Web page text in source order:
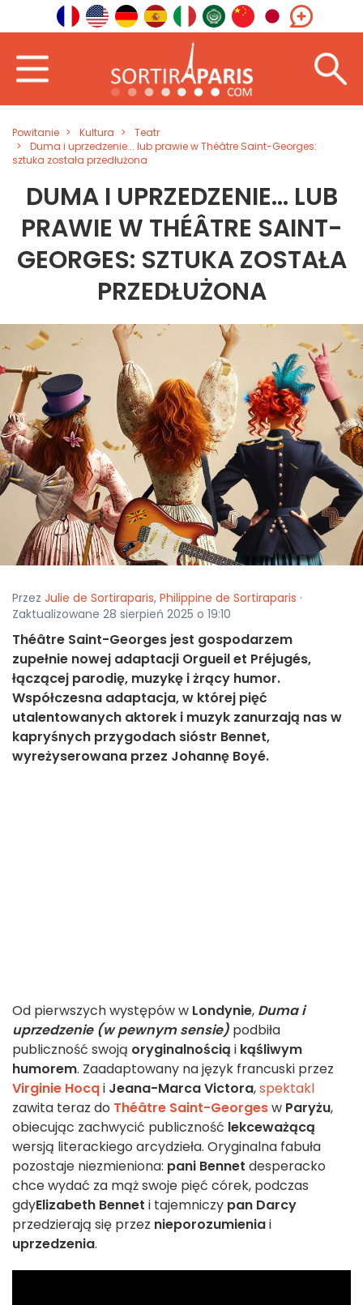
Powitanie Kultura
Teatr
Duma i uprzedzenie... lub prawie w Théâtre Saint-Georges:
sztuka została przedłużona
DUMA I UPRZEDZENIE... LUB
PRAWIE W THÉÂTRE SAINT-
GEORGES: SZTUKA ZOSTAŁA
PRZEDŁUŻONA
Przez Julie de Sortiraparis, Philippine de Sortiraparis ·
Zaktualizowane 28 sierpień 2025 o 19:10
Théâtre Saint-Georges jest gospodarzem
zupełnie nowej adaptacji Orgueil et Préjugés,
łączącej parodię, muzykę i żrący humor.
Współczesna adaptacja, w której pięć
utalentowanych aktorek i muzyk zanurzają nas w
kapryśnych przygodach sióstr Bennet,
wyreżyserowana przez Johannę Boyé.
Od pierwszych występów w Londynie, Duma i
uprzedzenie (w pewnym sensie) podbiła
publiczność swoją oryginalnością i kąśliwym
humorem. Zaadaptowany na język francuski przez
Virginie Hocqi Jeana-Marca Victora,spektakl
zawita teraz do Théâtre Saint-Georgesw Paryżu,
obiecując zachwycić publiczność lekceważącą
wersją literackiego arcydzieła. Oryginalna fabuła
pozostaje niezmieniona: pani Bennet desperacko
chce wydać za mąż swoje pięć córek, podczas
gdyElizabeth Bennet i tajemniczy pan Darcy
przedzierają się przez nieporozumieniai
uprzedzenia.